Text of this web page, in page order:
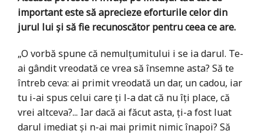
important este să aprecieze eforturile celor din
jurul lui și să fie recunoscător pentru ceea ce are.
„O vorbă spune că nemulţumitului i se ia darul. Te-
ai gândit vreodată ce vrea să însemne asta? Să te
întreb ceva: ai primit vreodată un dar, un cadou, iar
tu i-ai spus celui care ţi l-a dat că nu îţi place, că
vrei altceva?... Iar dacă ai făcut asta, ţi-a fost luat
darul imediat şi n-ai mai primit nimic înapoi? Să